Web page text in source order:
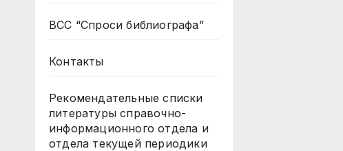
ВСС “Спроси библиографа”
Контакты
Рекомендательные списки
литературы справочно-
информационного отдела и
отдела текущей периодики